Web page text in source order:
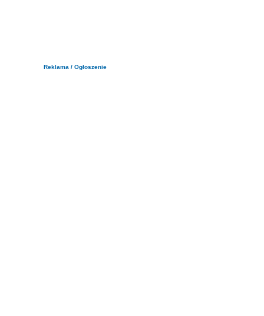
Reklama / Ogłoszenie